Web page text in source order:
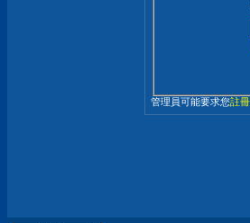
管理員可能要求您註冊